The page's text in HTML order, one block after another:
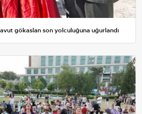
gökaslan son yolculuğuna uğurlandı